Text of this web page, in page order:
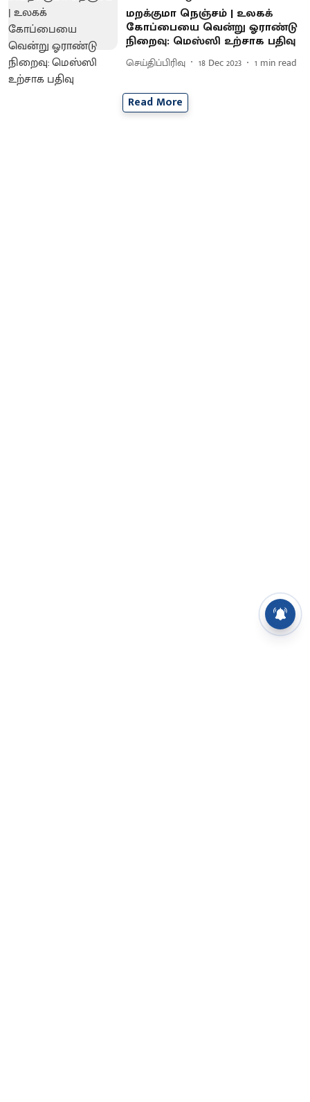
மறக்குமா நெஞ்சம் | உலகக்
கோப்பையை வென்று ஓராண்டு
நிறைவு: மெஸ்ஸி உற்சாக பதிவு
செய்திப்பிரிவு 18 Dec 2023 1 min read
Read More